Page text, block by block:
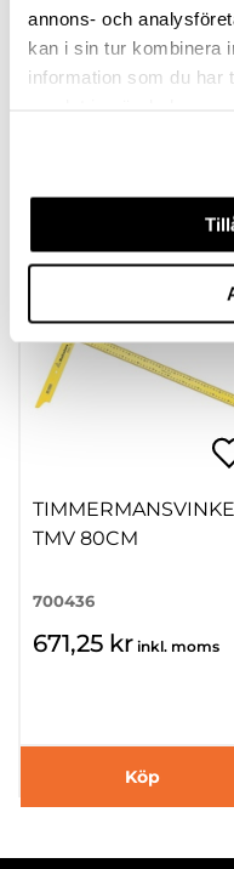
annons- och
kan i sin tur kombinera
information som du har
700439
463,75 kr inkl. moms
TMV 80CM
700436
671,25 kr inkl. moms
Köp